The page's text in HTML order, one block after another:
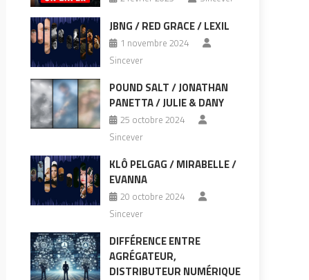
JBNG / RED GRACE / LEXIL
1 novembre 2024
Sincever
POUND SALT / JONATHAN
PANETTA / JULIE & DANY
25 octobre 2024
Sincever
KLÔ PELGAG / MIRABELLE /
EVANNA
20 octobre 2024
Sincever
DIFFÉRENCE ENTRE
AGRÉGATEUR,
DISTRIBUTEUR NUMÉRIQUE